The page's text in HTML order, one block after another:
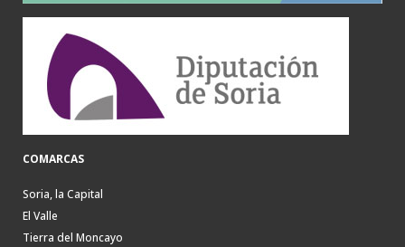
COMARCAS
Soria, la Capital
El Valle
Tierra del Moncayo